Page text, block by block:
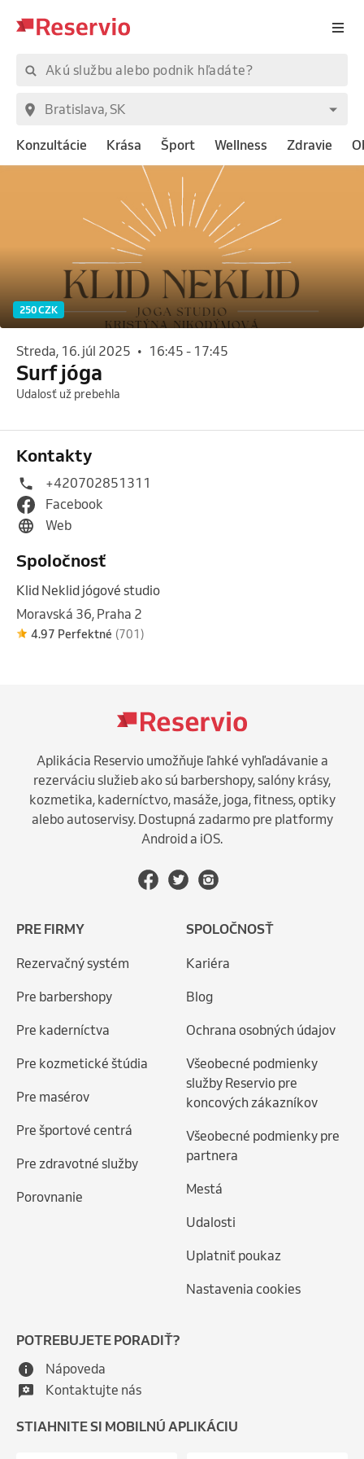
Konzultácie Krása Šport Wellness Zdravie
250 CZK
streda, 16. júl 2025 • 16:45 - 17:45
Surf jóga
Udalosť už prebehla
Kontakty
+420702851311
Facebook
Web
Spoločnosť
Klid Neklid jógové studio
Moravská 36, Praha 2
4.97 Perfektné (701)
Aplikácia Reservio umožňuje ľahké vyhľadávanie a
rezerváciu služieb ako sú barbershopy, salóny krásy,
kozmetika, kaderníctvo, masáže, joga, fitness, optiky
alebo autoservisy. Dostupná zadarmo pre platformy
Android a iOS.
PRE FIRMY
Rezervačný systém
Pre barbershopy
Pre kaderníctva
Pre kozmetické štúdia
Pre masérov
Pre športové centrá
Pre zdravotné služby
Porovnanie
SPOLOČNOSŤ
Kariéra
Blog
Ochrana osobných údajov
Všeobecné podmienky
služby Reservio pre
koncových zákazníkov
Všeobecné podmienky pre
partnera
Mestá
Udalosti
Uplatniť poukaz
Nastavenia cookies
POTREBUJETE PORADIŤ?
Nápoveda
Kontaktujte nás
STIAHNITE SI MOBILNÚ APLIKÁCIU